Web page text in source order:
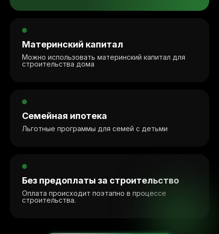
Материнский капитал
Можно использовать материнский капитал для
строительства дома
Семейная ипотека
Льготные программы для семей с детьми
Без предоплаты за строительство
Оплата происходит поэтапно в процессе
строительства.